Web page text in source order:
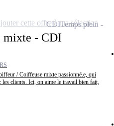
mixte - CDI
/ Coiffeuse mixte passionné.e, qui
les clients. Ici, on aime le travail bien fait,
CDITemps plein
cette offre à ma sélection